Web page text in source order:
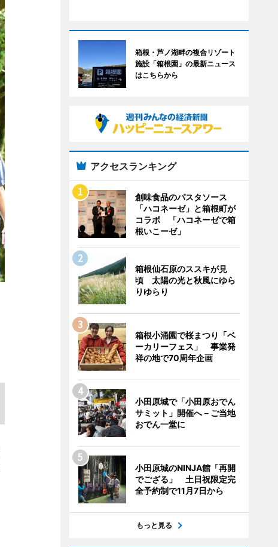
箱根・芦ノ湖畔の複合リゾート
施設「箱根園」の最新ニュース
はこちらから
アクセスランキング
創味食品のパスタソース
「ハコネーゼ」と箱根町が
コラボ 「ハコネーゼで箱
根いこーゼ」
箱根仙石原のススキが見
頃 太陽の光と秋風にゆら
りゆらり
箱根小涌園で桜まつり「ベ
ーカリーフェス」 事業発
祥の地で70周年企画
小田原城で「小田原おでん
サミット」開催へ－ご当地
おでん一堂に
小田原城のNINJA館「再開
でござる」 土日祝限定完
全予約制で11月7日から
もっと見る